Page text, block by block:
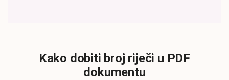
Kako dobiti broj riječi u PDF
dokumentu